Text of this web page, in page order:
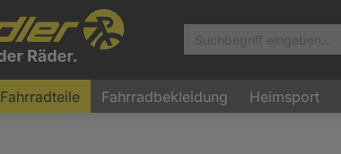
Fahrradteile Fahrradbekleidung Heimsport